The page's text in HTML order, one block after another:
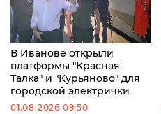
В Иванове открыли
платформы "Красная
Талка" и "Курьяново" для
городской электрички
01.08.2026 09:50